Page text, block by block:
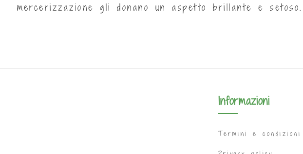
mercerizzazione gli donano un aspetto brillante e setoso.
Informazioni
Termini e condizioni